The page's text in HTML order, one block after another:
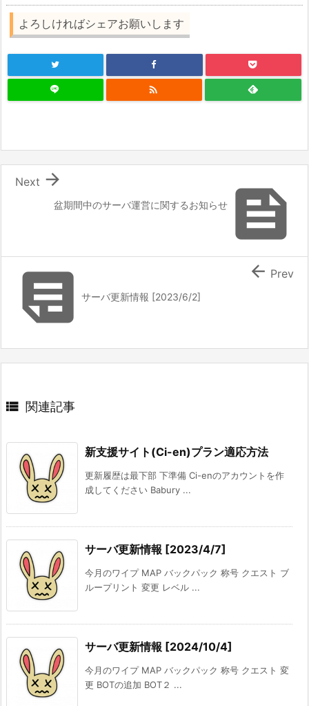
よろしければシェアお願いします


盆期間中のサーバ運営に関するお知らせ

Next
サーバ更新情報 [2023/6/2]
 Prev
 関連記事
新支援サイト(Ci-en)プラン適応方法
更新履歴は最下部 下準備 Ci-enのアカウントを作
成してください Babury ...
サーバ更新情報 [2023/4/7]
今月のワイプ MAP バックパック 称号 クエスト ブ
ループリント 変更 レベル ...
サーバ更新情報 [2024/10/4]
今月のワイプ MAP バックパック 称号 クエスト 変
更 BOTの追加 BOT２ ...